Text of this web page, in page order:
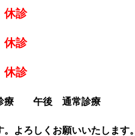
休診
休診
休診
診療 午後 通常診療
よろしくお願いいたします。